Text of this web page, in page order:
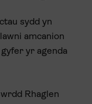
sydd yn
amcanion
gyfer yr agenda
Rhaglen